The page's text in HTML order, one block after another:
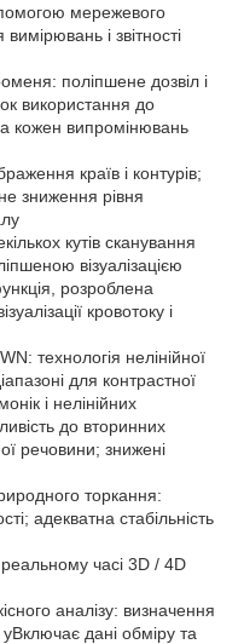
мережевого
і звітності
поліпшене дозвіл і
використання до
кожен випромінювань
країв і контурів;
зниження рівня
кутів сканування
візуалізацією
розроблена
кровотоку і
технологія нелінійної
для контрастної
і нелінійних
до вторинних
речовини; знижені
торкання:
адекватна стабільність
часі 3D / 4D
аналізу: визначення
уВключає дані обміру та